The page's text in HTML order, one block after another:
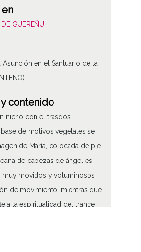
GUEREÑU
Asunción en el Santuario de la
contenido
nicho con el trasdós
de motivos vegetales se
de María, colocada de pie
de cabezas de ángel es.
muy movidos y voluminosos
de movimiento, mientras que
la espiritualidad del trance